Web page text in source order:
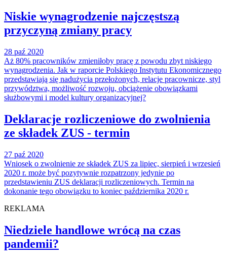
Niskie wynagrodzenie najczęstszą
przyczyną zmiany pracy
28 paź 2020
Aż 80% pracowników zmieniłoby pracę z powodu zbyt niskiego
wynagrodzenia. Jak w raporcie Polskiego Instytutu Ekonomicznego
przedstawiają się nadużycia przełożonych, relacje pracownicze, styl
przywództwa, możliwość rozwoju, obciążenie obowiązkami
służbowymi i model kultury organizacyjnej?
Deklaracje rozliczeniowe do zwolnienia
ze składek ZUS - termin
27 paź 2020
Wniosek o zwolnienie ze składek ZUS za lipiec, sierpień i wrzesień
2020 r. może być pozytywnie rozpatrzony jedynie po
przedstawieniu ZUS deklaracji rozliczeniowych. Termin na
dokonanie tego obowiązku to koniec października 2020 r.
REKLAMA
Niedziele handlowe wrócą na czas
pandemii?